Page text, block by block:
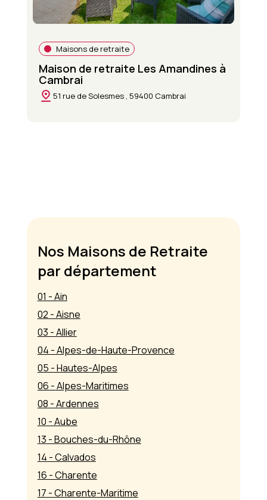
Maisons de retraite
Maison de retraite Les Amandines à
Cambrai
51 rue de Solesmes , 59400 Cambrai
Nos Maisons de Retraite
par département
01 - Ain
02 - Aisne
03 - Allier
04 - Alpes-de-Haute-Provence
05 - Hautes-Alpes
06 - Alpes-Maritimes
08 - Ardennes
10 - Aube
13 - Bouches-du-Rhône
14 - Calvados
16 - Charente
17 - Charente-Maritime